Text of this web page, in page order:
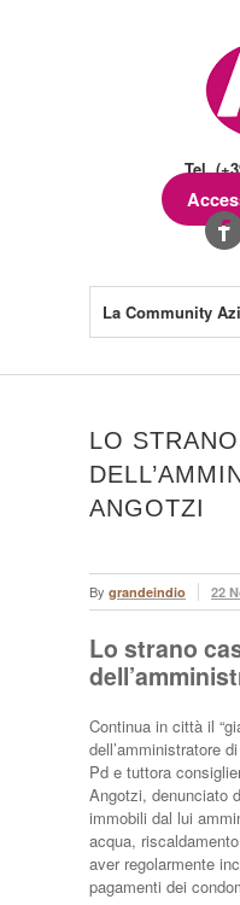
Tel.
La Community
LO
ANGOTZI
By grandeindio 22
Lo strano
Continua in città il
dell’amministratore
Pd e tuttora
Angotzi, denunciato
immobili dal lui
acqua,
aver regolarmente
pagamenti dei